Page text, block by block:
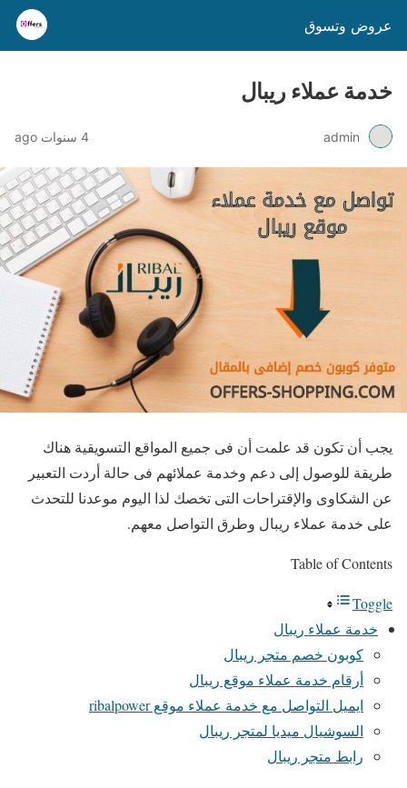
عروض وتسوق
خدمة عملاء ريبال
admin 4 سنوات ago
يجب أن تكون قد علمت أن فى جميع المواقع التسويقية هناك
طريقة للوصول إلى دعم وخدمة عملائهم فى حالة أردت التعبير
عن الشكاوى والإقتراحات التى تخصك لذا اليوم موعدنا للتحدث
على خدمة عملاء ريبال وطرق التواصل معهم.
Table of Contents
Toggle
خدمة عملاء ريبال
كوبون خصم متجر ريبال
أرقام خدمة عملاء موقع ريبال
ايميل التواصل مع خدمة عملاء موقع ribalpower
السوشيال ميديا لمتجر ريبال
رابط متجر ريبال